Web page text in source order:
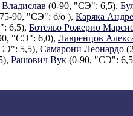
(0-90, "СЭ": 6,5),
90, "СЭ": б/о ), Каряка
6,5), Ботельо Рожерио
"СЭ": 6,0), Лавренцов
5,5), Самарони Леонардо
Рашович Вук (0-90, "СЭ":